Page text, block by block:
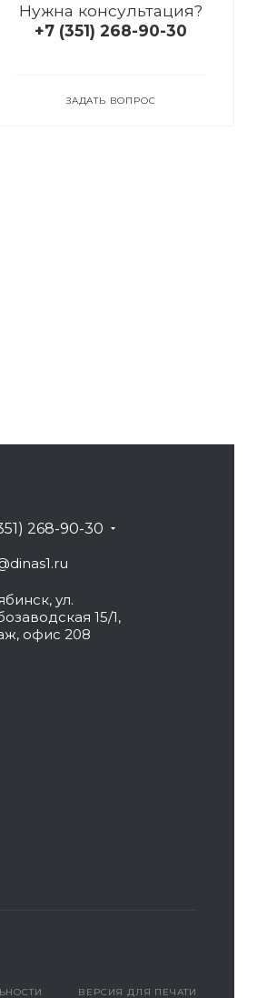
Нужна консультация?
+7 (351) 268-90-30
ЗАДАТЬ ВОПРОС
268-90-30
ул.
15/1,
офис 208
ВЕРСИЯ ДЛЯ ПЕЧАТИ